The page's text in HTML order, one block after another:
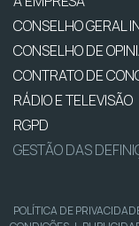
CONSELHO GERAL
CONSELHO DE
CONTRATO DE
RÁDIO E TELEVISÃO
RGPD
GESTÃO DAS
POLÍTICA DE